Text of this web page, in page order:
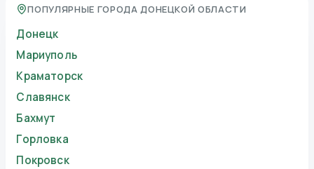
ПОПУЛЯРНЫЕ ГОРОДА ДОНЕЦКОЙ ОБЛАСТИ
Донецк
Мариуполь
Краматорск
Славянск
Бахмут
Горловка
Покровск